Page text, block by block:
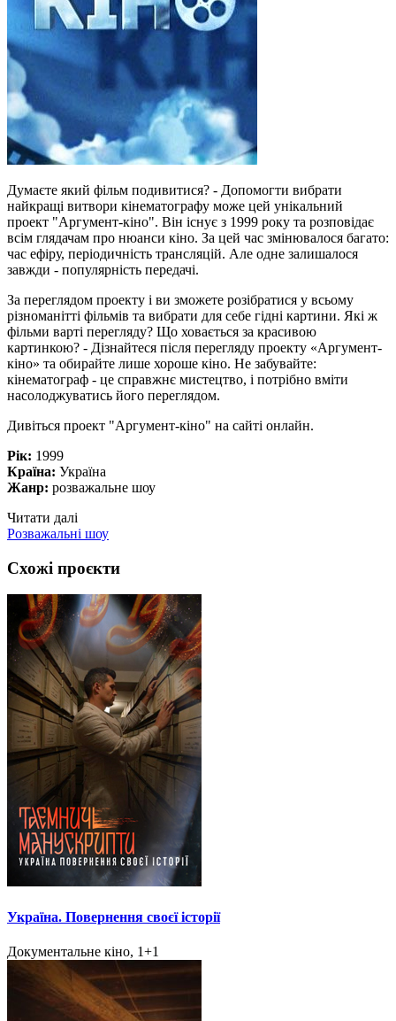
Думаєте який фільм подивитися? - Допомогти вибрати
найкращі витвори кінематографу може цей унікальний
проект "Аргумент-кіно". Він існує з 1999 року та розповідає
всім глядачам про нюанси кіно. За цей час змінювалося багато:
час ефіру, періодичність трансляцій. Але одне залишалося
завжди - популярність передачі.
За переглядом проекту і ви зможете розібратися у всьому
різноманітті фільмів та вибрати для себе гідні картини. Які ж
фільми варті перегляду? Що ховається за красивою
картинкою? - Дізнайтеся після перегляду проекту «Аргумент-
кіно» та обирайте лише хороше кіно. Не забувайте:
кінематограф - це справжнє мистецтво, і потрібно вміти
насолоджуватись його переглядом.
Дивіться проект "Аргумент-кіно" на сайті онлайн.
Рік: 1999
Країна: Україна
Жанр: розважальне шоу
Читати далі
Розважальні шоу
Схожі проєкти
Україна. Повернення своєї історії
Документальне кіно, 1+1